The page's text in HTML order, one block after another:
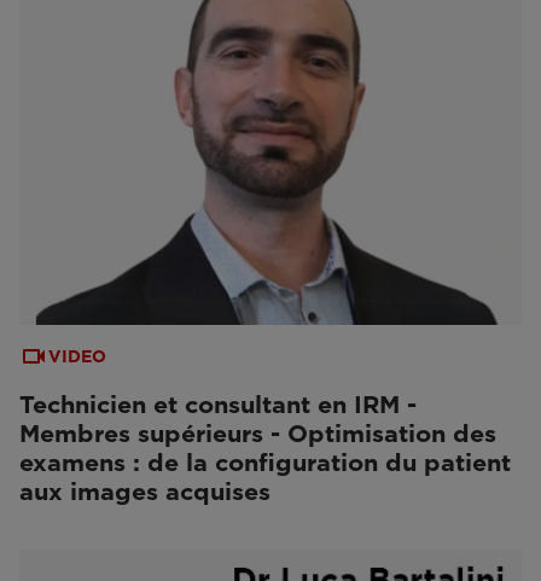
VIDEO
Technicien et consultant en IRM -
Membres supérieurs - Optimisation des
examens : de la configuration du patient
aux images acquises